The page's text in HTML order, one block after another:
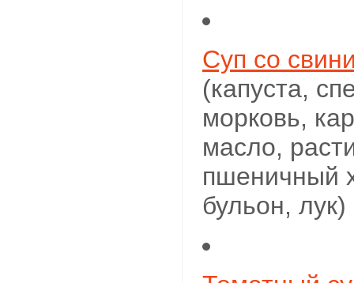
Суп со
(капуста,
морковь,
масло,
пшеничный
бульон, лук)